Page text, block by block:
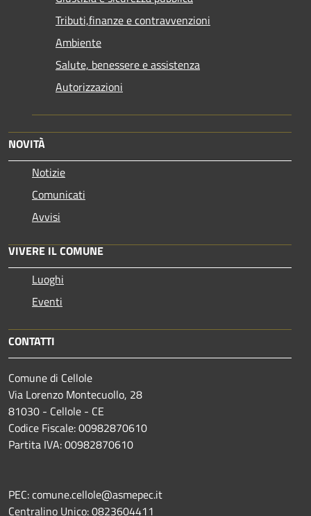
Tributi,finanze e contravvenzioni
Ambiente
Salute, benessere e assistenza
Autorizzazioni
NOVITÀ
Notizie
Comunicati
Avvisi
VIVERE IL COMUNE
Luoghi
Eventi
CONTATTI
Comune di Cellole
Via Lorenzo Montecuollo, 28
81030 - Cellole - CE
Codice Fiscale: 00982870610
Partita IVA: 00982870610
PEC: comune.cellole@asmepec.it
Centralino Unico: 0823604411